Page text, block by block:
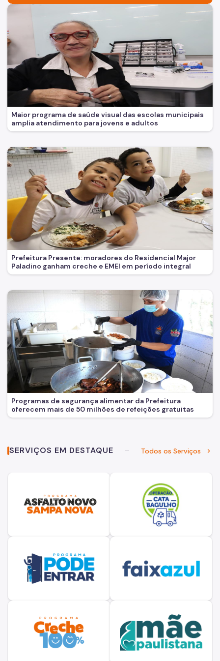
Maior programa de saúde visual das escolas municipais
amplia atendimento para jovens e adultos
Prefeitura Presente: moradores do Residencial Major
Paladino ganham creche e EMEI em período integral
Programas de segurança alimentar da Prefeitura
oferecem mais de 50 milhões de refeições gratuitas
SERVIÇOS EM DESTAQUE Todos os Serviços chevron_right